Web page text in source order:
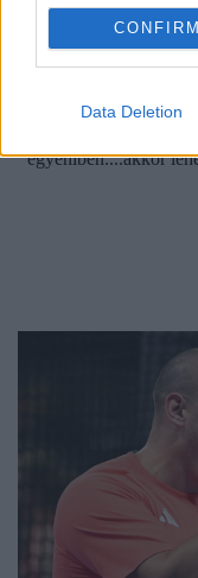
CONFIRM
Data Deletion